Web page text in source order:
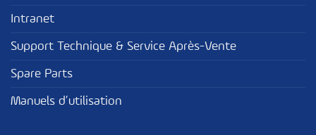
Intranet
Support Technique & Service Après-Vente
Spare Parts
Manuels d’utilisation